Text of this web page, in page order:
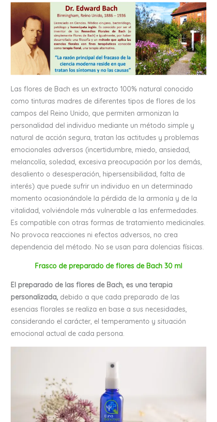
Las flores de Bach es un extracto 100% natural conocido
como tinturas madres de diferentes tipos de flores de los
campos del Reino Unido, que permiten armonizan la
personalidad del individuo mediante un método simple y
natural de acción segura, tratan las actitudes y problemas
emocionales adversos (incertidumbre, miedo, ansiedad,
melancolía, soledad, excesiva preocupación por los demás,
desaliento o desesperación, hipersensibilidad, falta de
interés) que puede sufrir un individuo en un determinado
momento ocasionándole la pérdida de la armonía y de la
vitalidad, volviéndole más vulnerable a las enfermedades.
Es compatible con otras formas de tratamiento medicinales.
No provoca reacciones ni efectos adversos, no crea
dependencia del método. No se usan para dolencias físicas.
Frasco de preparado de flores de Bach 30 ml
El preparado de las flores de Bach, es una terapia
personalizada,debido a que cada preparado de las
esencias florales se realiza en base a sus necesidades,
considerando el carácter, el temperamento y situación
emocional actual de cada persona.